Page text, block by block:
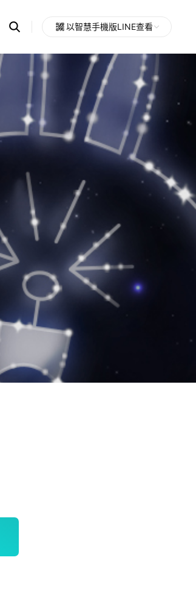
Search
OpenChats
messages
search
以智慧手機版LINE查看